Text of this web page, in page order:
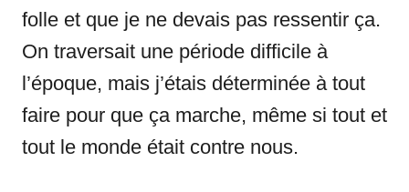
folle et que je ne devais pas ressentir ça.
On traversait une période difficile à
l’époque, mais j’étais déterminée à tout
faire pour que ça marche, même si tout et
tout le monde était contre nous.